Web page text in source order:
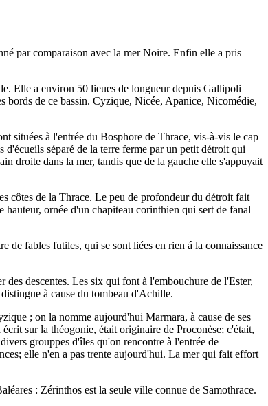
par comparaison avec la mer Noire. Enfin elle a pris
Elle a environ 50 lieues de longueur depuis Gallipoli
bords de ce bassin. Cyzique, Nicée, Apanice, Nicomédie,
situées à l'entrée du Bosphore de Thrace, vis-à-vis le cap
séparé de la terre ferme par un petit détroit qui
droite dans la mer, tandis que de la gauche elle s'appuyait
côtes de la Thrace. Le peu de profondeur du détroit fait
hauteur, ornée d'un chapiteau corinthien qui sert de fanal
de fables futiles, qui se sont liées en rien á la connaissance
descentes. Les six qui font à l'embouchure de l'Ester,
à cause du tombeau d'Achille.
; on la nomme aujourd'hui Marmara, à cause de ses
sur la théogonie, était originaire de Proconèse; c'était,
grouppes d'îles qu'on rencontre à l'entrée de
elle n'en a pas trente aujourd'hui. La mer qui fait effort
: Zérinthos est la seule ville connue de Samothrace.